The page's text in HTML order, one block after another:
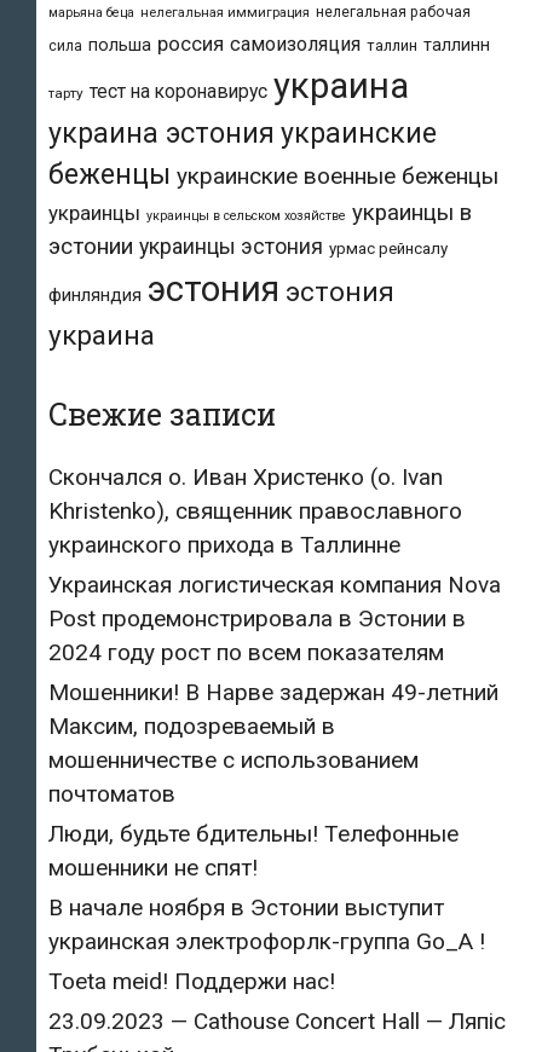
марьяна беца нелегальная иммиграция нелегальная рабочая
сила польша россия самоизоляция таллин таллинн
тарту тест на коронавирус украина
украина эстония украинские
беженцы украинские военные беженцы
украинцы украинцы в сельском хозяйстве украинцы в
эстонии украинцы эстония урмас рейнсалу
финляндия эстония эстония
украина
Свежие записи
Скончался о. Иван Христенко (о. Ivan
Khristenko), священник православного
украинского прихода в Таллинне
Украинская логистическая компания Nova
Post продемонстрировала в Эстонии в
2024 году рост по всем показателям
Мошенники! В Нарве задержан 49-летний
Максим, подозреваемый в
мошенничестве с использованием
почтоматов
Люди, будьте бдительны! Телефонные
мошенники не спят!
В начале ноября в Эстонии выступит
украинская электрофорлк-группа Go_A !
Toeta meid! Поддержи нас!
23.09.2023 — Cathouse Concert Hall — Ляпіс